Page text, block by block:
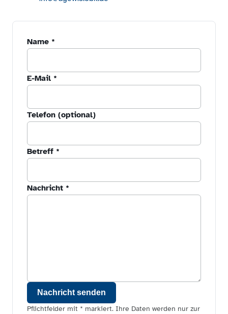
Name *
E-Mail *
Telefon (optional)
Betreff *
Nachricht *
Nachricht senden
Pflichtfelder mit * markiert. Ihre Daten werden nur zur